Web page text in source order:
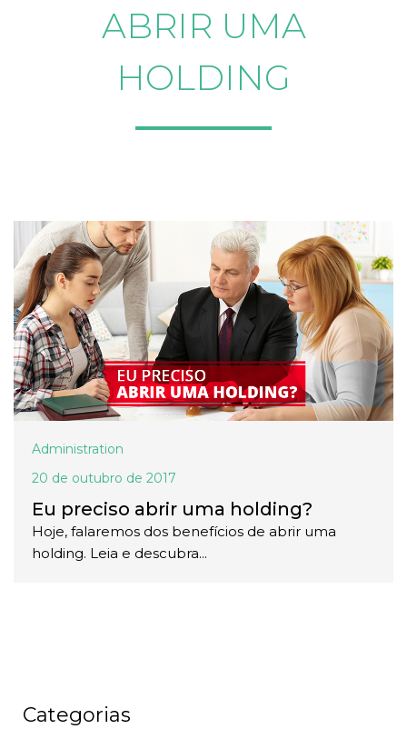
ABRIR UMA
HOLDING
Administration
20 de outubro de 2017
Eu preciso abrir uma holding?
Hoje, falaremos dos benefícios de abrir uma
holding. Leia e descubra...
Categorias